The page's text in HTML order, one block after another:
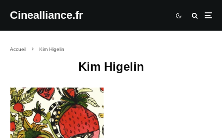
Cinealliance.fr
Accueil Kim Higelin
Kim Higelin